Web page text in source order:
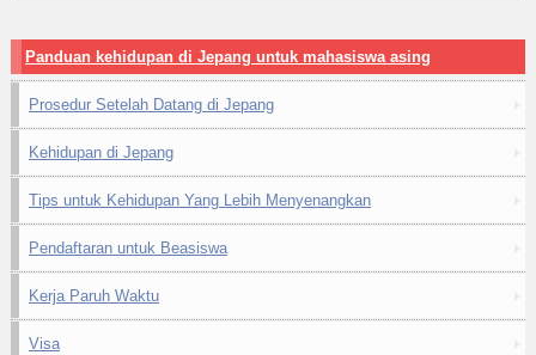
Panduan kehidupan di Jepang untuk mahasiswa asing
Prosedur Setelah Datang di Jepang
Kehidupan di Jepang
Tips untuk Kehidupan Yang Lebih Menyenangkan
Pendaftaran untuk Beasiswa
Kerja Paruh Waktu
Visa